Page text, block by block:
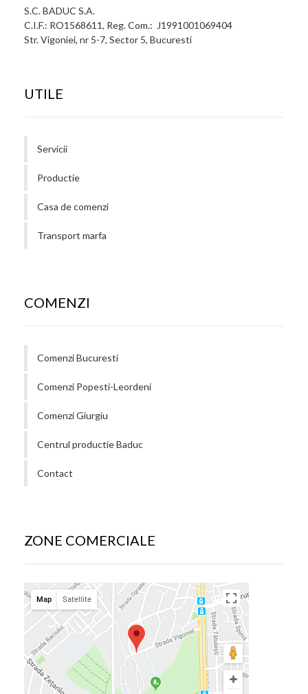
S.C. BADUC S.A.
C.I.F.: RO1568611, Reg. Com.: J1991001069404
Str. Vigoniei, nr 5-7, Sector 5, Bucuresti
UTILE
Servicii
Productie
Casa de comenzi
Transport marfa
COMENZI
Comenzi Bucuresti
Comenzi Popesti-Leordeni
Comenzi Giurgiu
Centrul productie Baduc
Contact
ZONE COMERCIALE